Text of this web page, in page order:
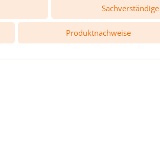
Sachverständige
Produktnachweise